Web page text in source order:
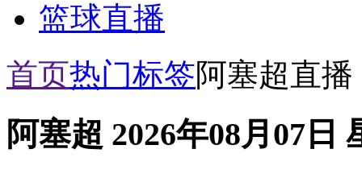
篮球直播
首页热门标签阿塞超直播
阿塞超 2026年08月07日